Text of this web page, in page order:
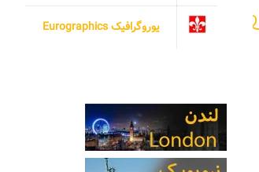
یوروگرافیک Eurographics